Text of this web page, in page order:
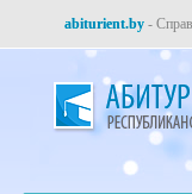
abiturient.by -